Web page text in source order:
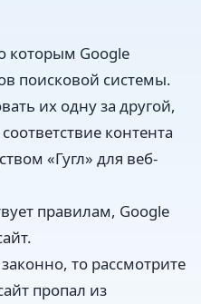
которым Google
поисковой системы.
их одну за другой,
контента
«Гугл» для веб-
правилам, Google
то рассмотрите
пропал из